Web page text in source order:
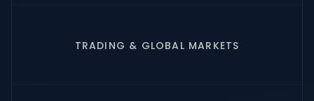
TRADING & GLOBAL MARKETS